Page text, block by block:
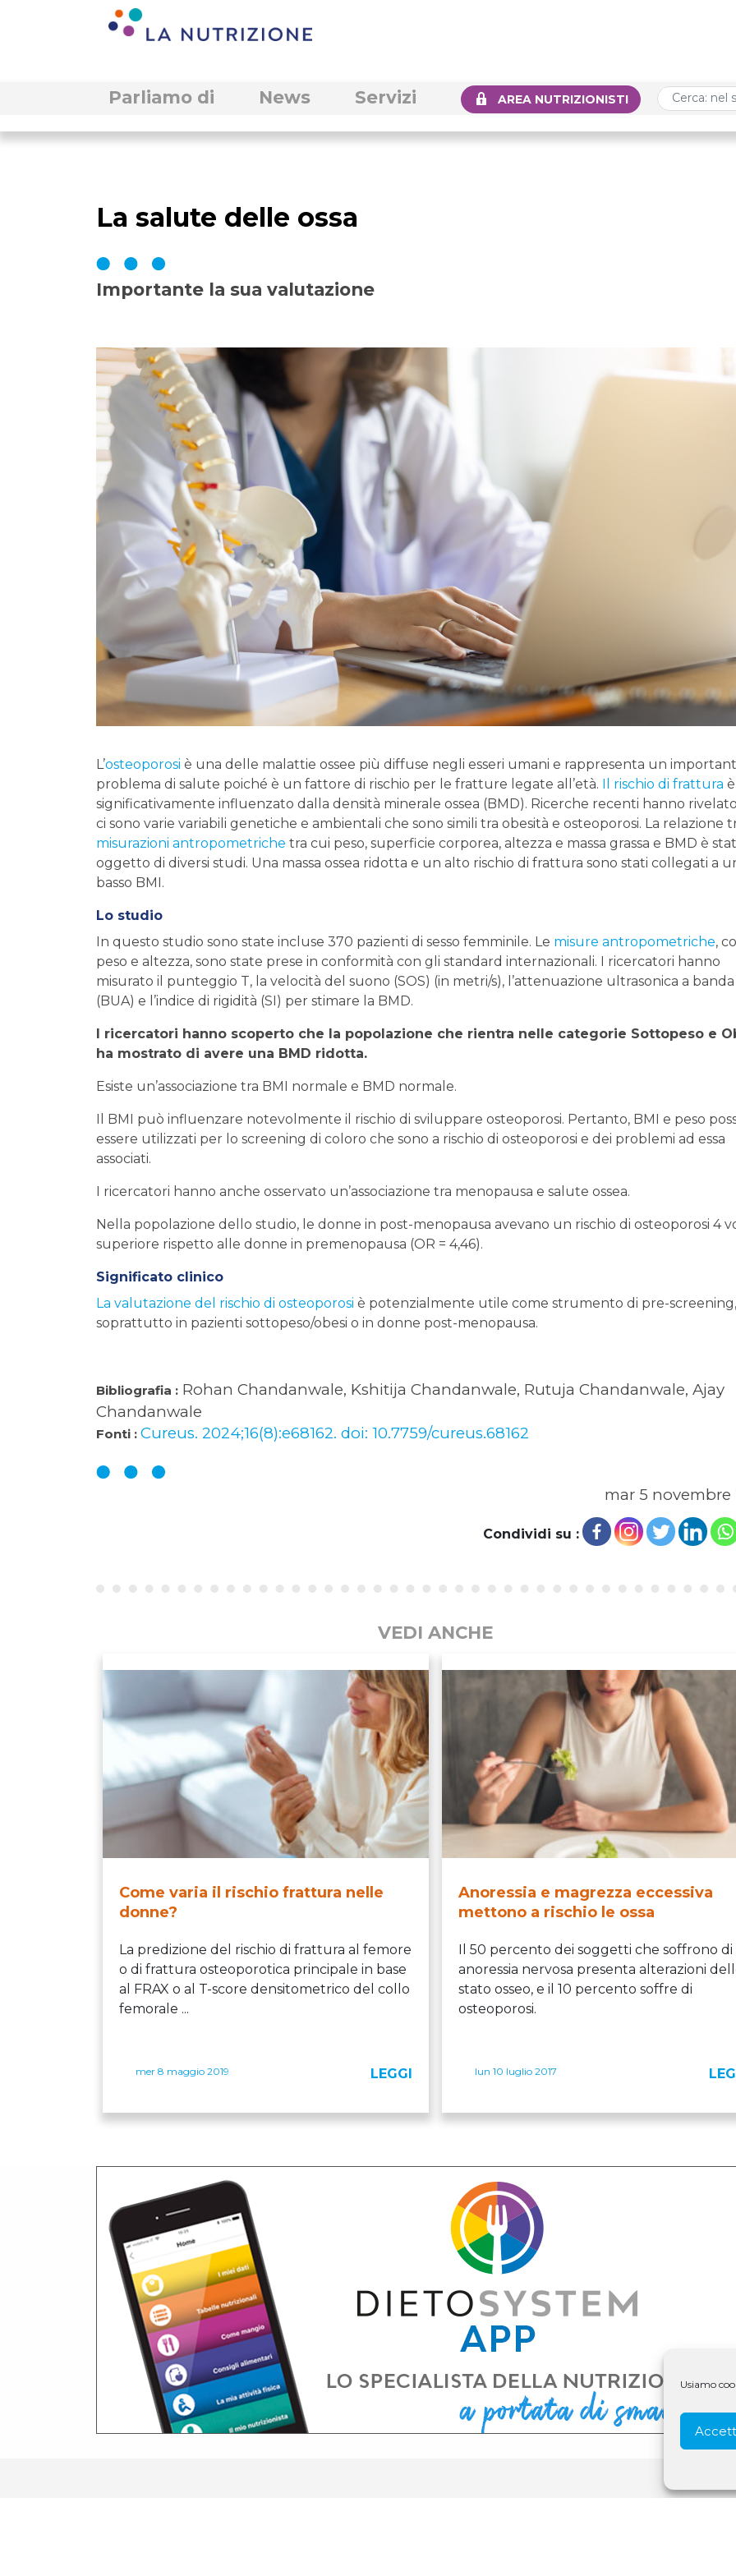
Usiamo
Parliamo di News Servizi AREA NUTRIZIONISTI
La salute delle ossa
Importante la sua valutazione
L’osteoporosi è una delle malattie ossee più diffuse negli esseri umani e rappresenta un
problema di salute poiché è un fattore di rischio per le fratture legate all’età. Il rischio di frattura è
significativamente influenzato dalla densità minerale ossea (BMD). Ricerche recenti hanno
ci sono varie variabili genetiche e ambientali che sono simili tra obesità e osteoporosi. La relazione
misurazioni antropometriche tra cui peso, superficie corporea, altezza e massa grassa e BMD è
oggetto di diversi studi. Una massa ossea ridotta e un alto rischio di frattura sono stati collegati a
basso BMI.
Lo studio
In questo studio sono state incluse 370 pazienti di sesso femminile. Le misure antropometriche,
peso e altezza, sono state prese in conformità con gli standard internazionali. I ricercatori hanno
misurato il punteggio T, la velocità del suono (SOS) (in metri/s), l’attenuazione ultrasonica a
(BUA) e l’indice di rigidità (SI) per stimare la BMD.
I ricercatori hanno scoperto che la popolazione che rientra nelle categorie Sottopeso e
ha mostrato di avere una BMD ridotta.
Esiste un’associazione tra BMI normale e BMD normale.
Il BMI può influenzare notevolmente il rischio di sviluppare osteoporosi. Pertanto, BMI e peso
essere utilizzati per lo screening di coloro che sono a rischio di osteoporosi e dei problemi ad essa
associati.
I ricercatori hanno anche osservato un’associazione tra menopausa e salute ossea.
Nella popolazione dello studio, le donne in post-menopausa avevano un rischio di osteoporosi 4
superiore rispetto alle donne in premenopausa (OR = 4,46).
Significato clinico
La valutazione del rischio di osteoporosi è potenzialmente utile come strumento di pre-screening,
soprattutto in pazienti sottopeso/obesi o in donne post-menopausa.
Bibliografia : Rohan Chandanwale, Kshitija Chandanwale, Rutuja Chandanwale, Ajay
Chandanwale
Fonti : Cureus. 2024;16(8):e68162. doi: 10.7759/cureus.68162
mar 5 novembre
Condividi su :
VEDI ANCHE
Come varia il rischio frattura nelle
donne?
La predizione del rischio di frattura al femore
o di frattura osteoporotica principale in base
al FRAX o al T-score densitometrico del collo
femorale ...
mer 8 maggio 2019 LEGGI
Anoressia e magrezza eccessiva
mettono a rischio le ossa
Il 50 percento dei soggetti che soffrono di
anoressia nervosa presenta alterazioni
stato osseo, e il 10 percento soffre di
osteoporosi.
lun 10 luglio 2017